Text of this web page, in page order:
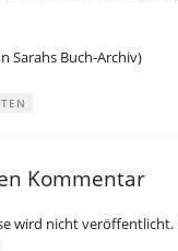
Sarahs Buch-Archiv)
Kommentar
wird nicht veröffentlicht.